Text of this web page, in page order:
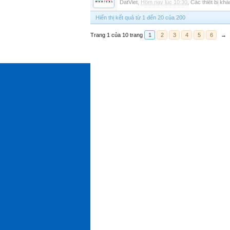
DatViet Hôm nay lúc 10:30 Các thiết bị
Hiển thị kết quả từ 1 đến 20 của 200
Trang 1 của 10 trang 1 2 3 4 5 6 →